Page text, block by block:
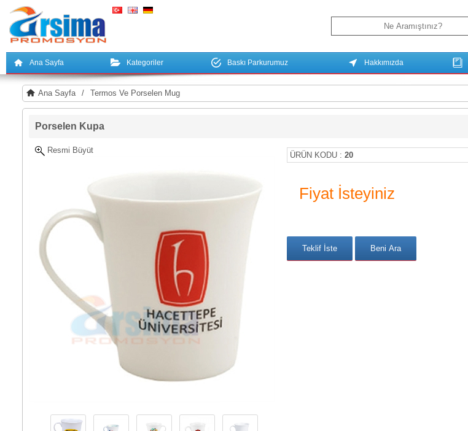
Ana Sayfa Kategoriler Baskı Parkurumuz Hakkımızda
Ana Sayfa / Termos Ve Porselen Mug
Porselen Kupa
Resmi Büyüt
ÜRÜN KODU : 20
Fiyat İsteyiniz